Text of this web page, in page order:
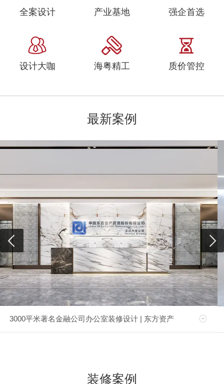
全案设计 产业基地 强企首选
设计大咖 海粤精工 质价管控
最新案例
3000平米著名金融公司办公室装修设计 | 东方资产
装修案例